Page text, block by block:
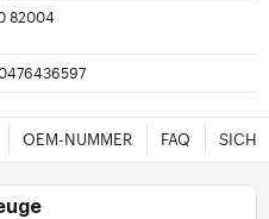
82004
OEM-NUMMER FAQ